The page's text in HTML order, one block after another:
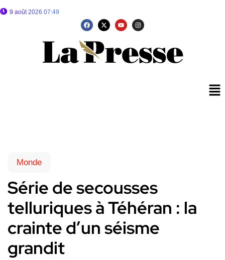
9 août 2026 07:49
Monde
Série de secousses
telluriques à Téhéran : la
crainte d’un séisme
grandit